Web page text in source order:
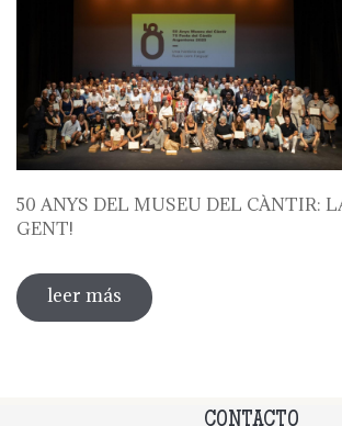
50 ANYS DEL MUSEU DEL CÀNTIR:
GENT!
leer más sobre 50 anys del museu
força de la gent!
CONTACTO